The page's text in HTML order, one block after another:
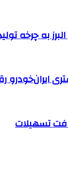
ایران‌خودرو